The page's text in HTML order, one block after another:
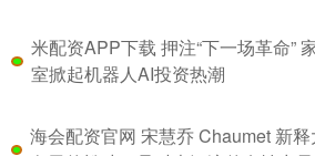
米配资APP下载 押注“下一场革命”
室掀起机器人AI投资热潮
海会配资官网 宋慧乔 Chaumet 新释